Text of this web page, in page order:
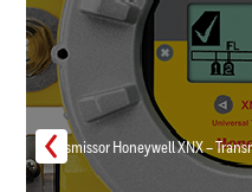
Transmissor Honeywell XNX –